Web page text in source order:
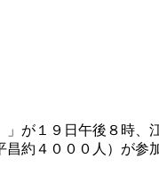
が１９日午後８時
約４０００人）が参